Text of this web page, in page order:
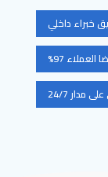
خبراء داخلي
العملاء 97%
مدار 24/7